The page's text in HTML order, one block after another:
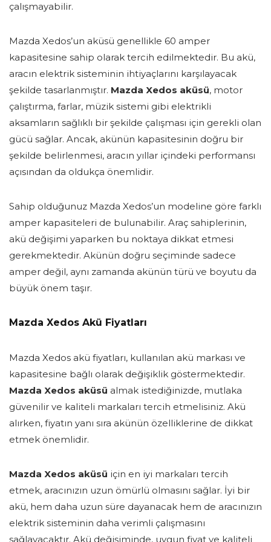
çalışmayabilir.
Mazda Xedos’un aküsü genellikle 60 amper
kapasitesine sahip olarak tercih edilmektedir. Bu akü,
aracın elektrik sisteminin ihtiyaçlarını karşılayacak
şekilde tasarlanmıştır. Mazda Xedos aküsü, motor
çalıştırma, farlar, müzik sistemi gibi elektrikli
aksamların sağlıklı bir şekilde çalışması için gerekli olan
gücü sağlar. Ancak, akünün kapasitesinin doğru bir
şekilde belirlenmesi, aracın yıllar içindeki performansı
açısından da oldukça önemlidir.
Sahip olduğunuz Mazda Xedos’un modeline göre farklı
amper kapasiteleri de bulunabilir. Araç sahiplerinin,
akü değişimi yaparken bu noktaya dikkat etmesi
gerekmektedir. Akünün doğru seçiminde sadece
amper değil, aynı zamanda akünün türü ve boyutu da
büyük önem taşır.
Mazda Xedos Akü Fiyatları
Mazda Xedos akü fiyatları, kullanılan akü markası ve
kapasitesine bağlı olarak değişiklik göstermektedir.
Mazda Xedos aküsü almak istediğinizde, mutlaka
güvenilir ve kaliteli markaları tercih etmelisiniz. Akü
alırken, fiyatın yanı sıra akünün özelliklerine de dikkat
etmek önemlidir.
Mazda Xedos aküsü için en iyi markaları tercih
etmek, aracınızın uzun ömürlü olmasını sağlar. İyi bir
akü, hem daha uzun süre dayanacak hem de aracınızın
elektrik sisteminin daha verimli çalışmasını
sağlayacaktır. Akü değişiminde, uygun fiyat ve kaliteli